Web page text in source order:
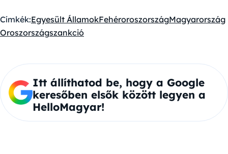
Címkék:Egyesült ÁllamokFehéroroszországMagyarország
Oroszországszankció
Itt állíthatod be, hogy a Google
keresőben elsők között legyen a
HelloMagyar!